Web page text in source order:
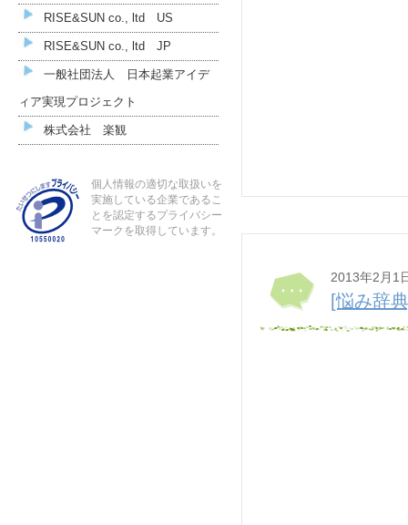
RISE&SUN co., ltd US
RISE&SUN co., ltd JP
一般社団法人 日本起業アイデ
ィア実現プロジェクト
株式会社 楽観
個人情報の適切な取扱いを
実施している企業であるこ
とを認定するプライバシー
マークを取得しています。
2013年2月1
[悩み辞